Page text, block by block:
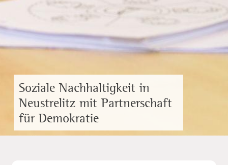
Soziale Nachhaltigkeit in
Neustrelitz mit Partnerschaft
für Demokratie